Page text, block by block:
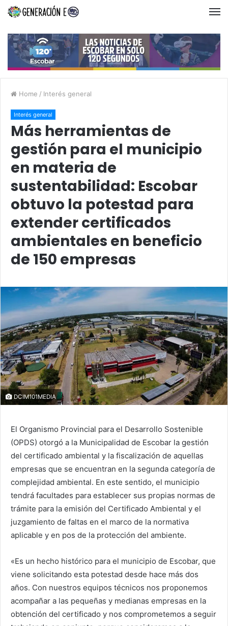
Home / Interés general
Interés general
Más herramientas de
gestión para el municipio
en materia de
sustentabilidad: Escobar
obtuvo la potestad para
extender certificados
ambientales en beneficio
de 150 empresas
DCIM101MEDIA
El Organismo Provincial para el Desarrollo Sostenible
(OPDS) otorgó a la Municipalidad de Escobar la gestión
del certificado ambiental y la fiscalización de aquellas
empresas que se encuentran en la segunda categoría de
complejidad ambiental. En este sentido, el municipio
tendrá facultades para establecer sus propias normas de
trámite para la emisión del Certificado Ambiental y el
juzgamiento de faltas en el marco de la normativa
aplicable y en pos de la protección del ambiente.
«Es un hecho histórico para el municipio de Escobar, que
viene solicitando esta potestad desde hace más dos
años. Con nuestros equipos técnicos nos proponemos
acompañar a las pequeñas y medianas empresas en la
obtención del certificado y nos comprometemos a seguir